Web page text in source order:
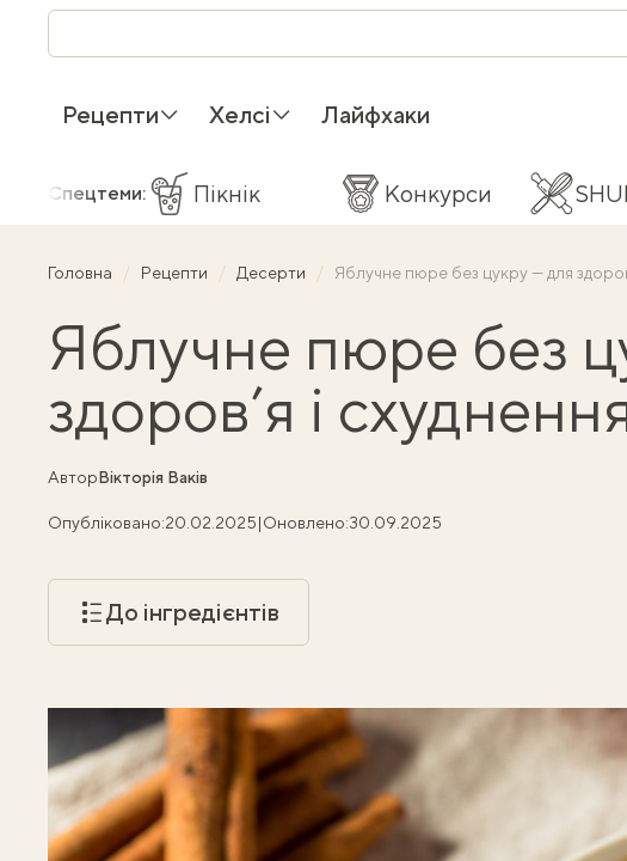
Рецепти Хелсі Лайфхаки
Спецтеми: Пікнік Конкурси
Головна Рецепти Десерти Яблучне пюре без цукру — для
Яблучне пюре без
здоров’я і
АвторВікторія Ваків
Опубліковано:20.02.2025|Оновлено:30.09.2025
До інгредієнтів